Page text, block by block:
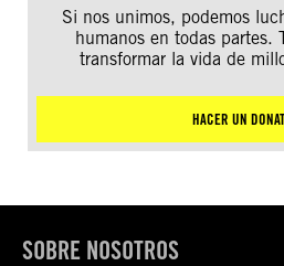
Si nos unimos, podemos
humanos en todas partes.
transformar la vida de
HACER UN
SOBRE NOSOTROS